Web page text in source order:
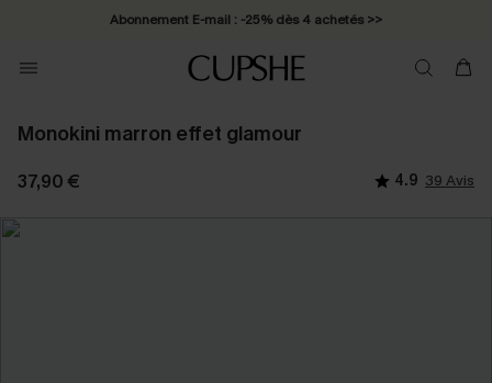
Abonnement E-mail : -25% dès 4 achetés >>
Monokini marron effet glamour
37,90 € 4.9 39 Avis